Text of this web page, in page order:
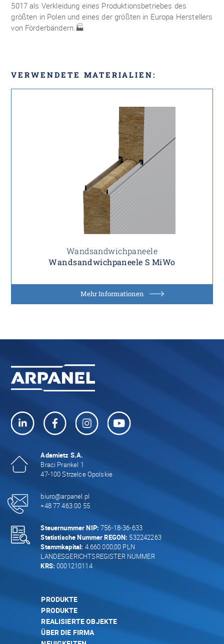
5017 als Verkleidung eines Produktionsbetriebes des
größten in Polen und eines der größten in Europa Herstellers
von Förderbändern.🏭
VERWENDETE MATERIALIEN:
Wandsandwichpaneele
Wandsandwichpaneele S MiWo
Mehr Informationen
Adamietz S.A.
Braci Prankel 1
47-100 Strzelce Opolskie
biuro@arpanel.pl
+48 77 463 00 55
Steuernummer NIP: 756-18-36-633
Statistische Nummer REGON: 532242263
Stammkapital: 4.660.000,00 PLN
LANDESGERICHTSREGISTER NUMMER
KRS: 0001210114
PRODUKTE
PRODUKTE
REALISIERTE OBJEKTE
ÜBER DIE FIRMA